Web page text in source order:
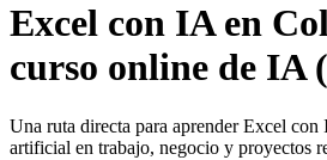
Excel con IA en
curso online de IA
Una ruta directa para aprenderExcel con
artificial en trabajo, negocio y proyectos